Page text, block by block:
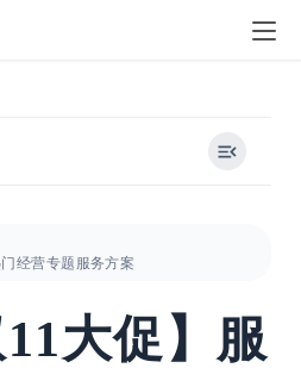
经营专题服务方案
大促】服